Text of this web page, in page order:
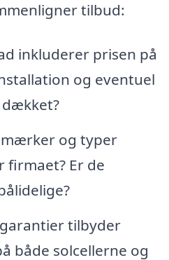
tilbud:
inkluderer prisen på
og eventuel
mærker og typer
firmaet? Er de
tilbyder
både solcellerne og